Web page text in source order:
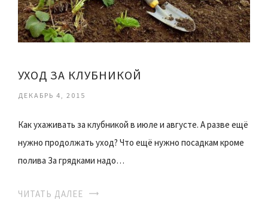
УХОД ЗА КЛУБНИКОЙ
ДЕКАБРЬ 4, 2015
Как ухаживать за клубникой в июле и августе. А разве ещё
нужно продолжать уход? Что ещё нужно посадкам кроме
полива За грядками надо…
ЧИТАТЬ ДАЛЕЕ